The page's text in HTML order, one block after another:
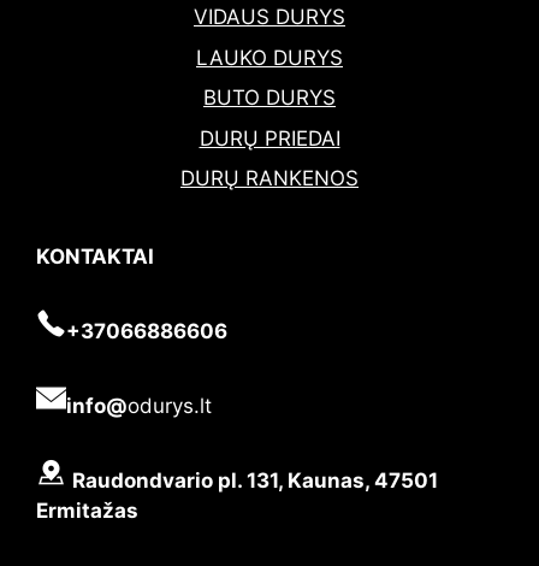
VIDAUS DURYS
LAUKO DURYS
BUTO DURYS
DURŲ PRIEDAI
DURŲ RANKENOS
KONTAKTAI
+37066886606
info@odurys.lt
Raudondvario pl. 131, Kaunas, 47501
Ermitažas